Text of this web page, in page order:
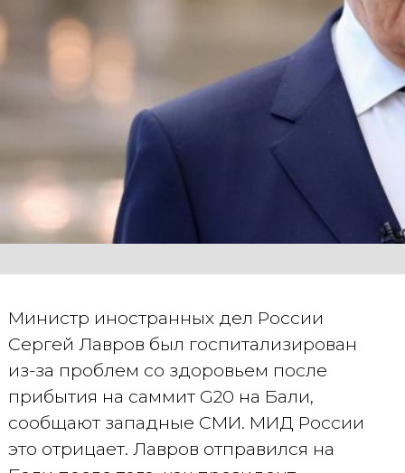
Министр иностранных дел России
Сергей Лавров был госпитализирован
из-за проблем со здоровьем после
прибытия на саммит G20 на Бали,
сообщают западные СМИ. МИД России
это отрицает. Лавров отправился на